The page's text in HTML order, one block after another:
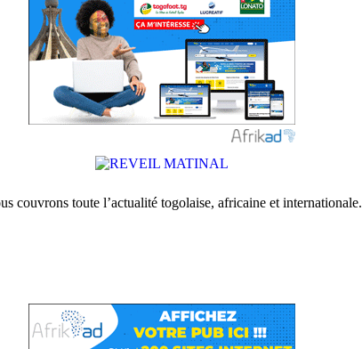
couvrons toute l’actualité togolaise, africaine et internationale.